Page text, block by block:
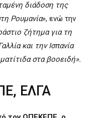
διάδοση της
Ρουμανία», ενώ την
ζήτημα για τη
και την Ισπανία
στα βοοειδή».
ΕΛΓΑ